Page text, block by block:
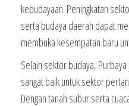
kebudayaan. Peningkatan
serta budaya daerah dapat
membuka kesempatan baru
Selain sektor budaya,
sangat baik untuk sektor
Dengan tanah subur serta